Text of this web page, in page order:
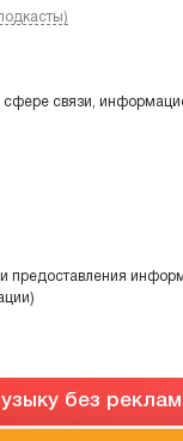
связи,
без